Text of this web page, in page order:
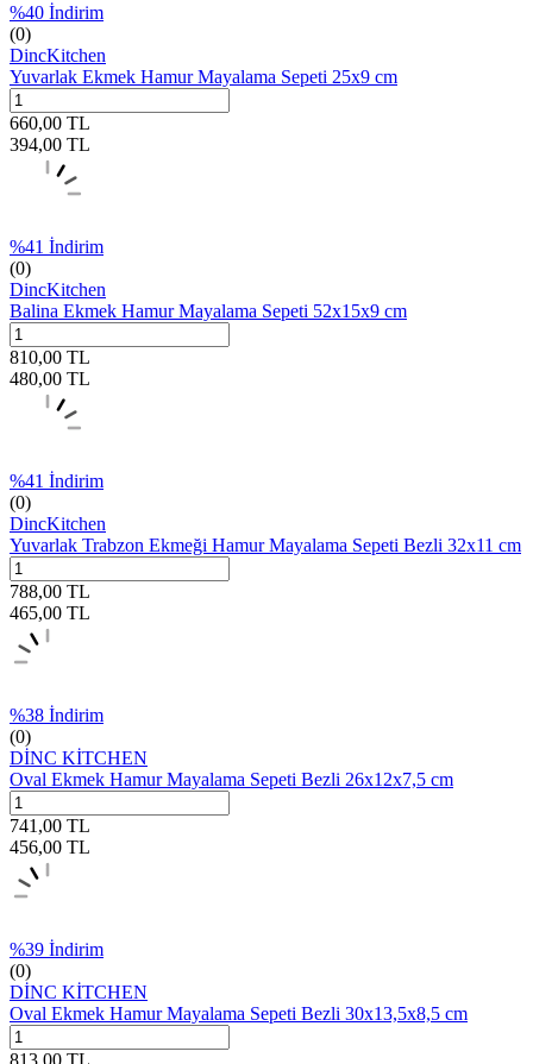
%40 İndirim
(0)
DincKitchen
Yuvarlak Ekmek Hamur Mayalama Sepeti 25x9 cm
660,00 TL
394,00 TL
%41 İndirim
(0)
DincKitchen
Balina Ekmek Hamur Mayalama Sepeti 52x15x9 cm
810,00 TL
480,00 TL
%41 İndirim
(0)
DincKitchen
Yuvarlak Trabzon Ekmeği Hamur Mayalama Sepeti Bezli 32x11 cm
788,00 TL
465,00 TL
%38 İndirim
(0)
DİNC KİTCHEN
Oval Ekmek Hamur Mayalama Sepeti Bezli 26x12x7,5 cm
741,00 TL
456,00 TL
%39 İndirim
(0)
DİNC KİTCHEN
Oval Ekmek Hamur Mayalama Sepeti Bezli 30x13,5x8,5 cm
813,00 TL